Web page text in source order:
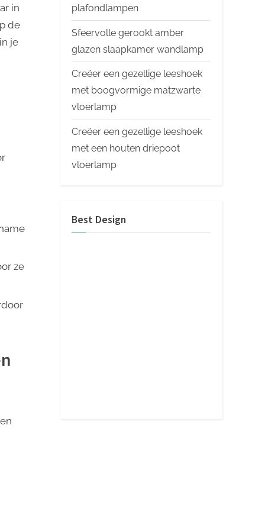
in
de
je
ze
plafondlampen
Sfeervolle gerookt amber
glazen slaapkamer wandlamp
Creëer een gezellige leeshoek
met boogvormige matzwarte
vloerlamp
Creëer een gezellige leeshoek
met een houten driepoot
vloerlamp
Best Design